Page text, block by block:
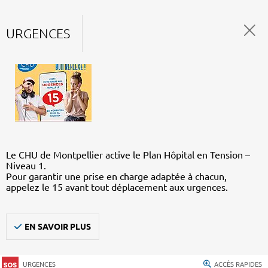
URGENCES
Le CHU de Montpellier active le Plan Hôpital en Tension –
Niveau 1.
Pour garantir une prise en charge adaptée à chacun,
appelez le 15 avant tout déplacement aux urgences.
EN SAVOIR PLUS
URGENCES ACCÈS RAPIDES